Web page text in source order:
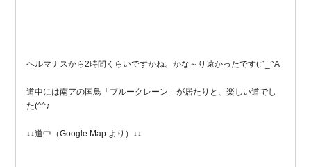
ヘルマナスから2時間くらいですかね。かな～り遠かったです(;^_^A
道中には南アの国鳥「ブルークレーン」が居たりと、楽しい道でし
た(^^♪
↓↓道中（Google Map より）↓↓